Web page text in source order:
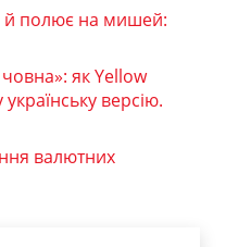
й полює на мишей:
як Yellow
версію.
валютних